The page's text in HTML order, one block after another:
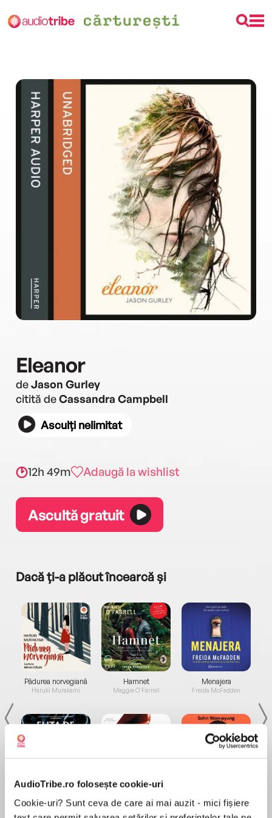
AudioTribe.ro folosește cookie-uri
Cookie-uri? Sunt ceva de care ai mai auzit - mici fișiere
Eleanor
deJason Gurley
citită deCassandra Campbell
Asculți nelimitat
12h 49m Adaugă la wishlist
Ascultă gratuit
Dacă ți-a plăcut încearcă și
Pădurea norvegiană
Haruki Murakami
de...
Dani Francis
Hamnet
Maggie O'Farrell
la...
Lauren Weisberger
Menajera
Freida McFadden
Sohn Won-pyung